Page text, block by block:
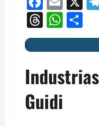
Threads
I
Industrias
Guidi